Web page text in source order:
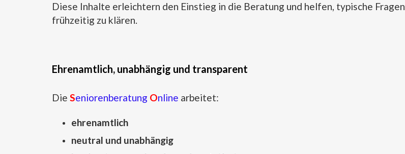
Diese Inhalte erleichtern den Einstieg in die Beratung und helfen, typische Fragen
frühzeitig zu klären.
Ehrenamtlich, unabhängig und transparent
Die Seniorenberatung Online arbeitet:
ehrenamtlich
neutral und unabhängig